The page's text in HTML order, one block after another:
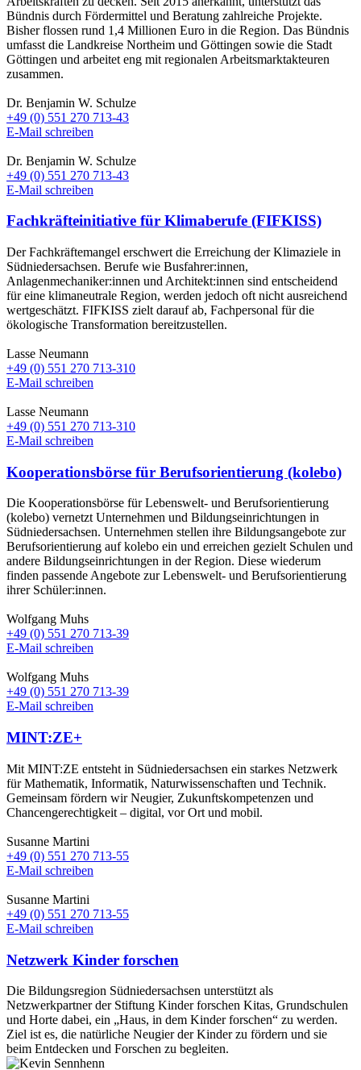
Bündnis durch Fördermittel und Beratung zahlreiche Projekte.
Bisher flossen rund 1,4 Millionen Euro in die Region. Das Bündnis
umfasst die Landkreise Northeim und Göttingen sowie die Stadt
Göttingen und arbeitet eng mit regionalen Arbeitsmarktakteuren
zusammen.
Dr. Benjamin W. Schulze
+49 (0) 551 270 713-43
E-Mail schreiben
Dr. Benjamin W. Schulze
+49 (0) 551 270 713-43
E-Mail schreiben
Fachkräfteinitiative für Klimaberufe (FIFKISS)
Der Fachkräftemangel erschwert die Erreichung der Klimaziele in
Südniedersachsen. Berufe wie Busfahrer:innen,
Anlagenmechaniker:innen und Architekt:innen sind entscheidend
für eine klimaneutrale Region, werden jedoch oft nicht ausreichend
wertgeschätzt. FIFKISS zielt darauf ab, Fachpersonal für die
ökologische Transformation bereitzustellen.
Lasse Neumann
+49 (0) 551 270 713-310
E-Mail schreiben
Lasse Neumann
+49 (0) 551 270 713-310
E-Mail schreiben
Kooperationsbörse für Berufsorientierung (kolebo)
Die Kooperationsbörse für Lebenswelt- und Berufsorientierung
(kolebo) vernetzt Unternehmen und Bildungseinrichtungen in
Südniedersachsen. Unternehmen stellen ihre Bildungsangebote zur
Berufsorientierung auf kolebo ein und erreichen gezielt Schulen und
andere Bildungseinrichtungen in der Region. Diese wiederum
finden passende Angebote zur Lebenswelt- und Berufsorientierung
ihrer Schüler:innen.
Wolfgang Muhs
+49 (0) 551 270 713-39
E-Mail schreiben
Wolfgang Muhs
+49 (0) 551 270 713-39
E-Mail schreiben
MINT:ZE+
Mit MINT:ZE entsteht in Südniedersachsen ein starkes Netzwerk
für Mathematik, Informatik, Naturwissenschaften und Technik.
Gemeinsam fördern wir Neugier, Zukunftskompetenzen und
Chancengerechtigkeit – digital, vor Ort und mobil.
Susanne Martini
+49 (0) 551 270 713-55
E-Mail schreiben
Susanne Martini
+49 (0) 551 270 713-55
E-Mail schreiben
Netzwerk Kinder forschen
Die Bildungsregion Südniedersachsen unterstützt als
Netzwerkpartner der Stiftung Kinder forschen Kitas, Grundschulen
und Horte dabei, ein „Haus, in dem Kinder forschen“ zu werden.
Ziel ist es, die natürliche Neugier der Kinder zu fördern und sie
beim Entdecken und Forschen zu begleiten.